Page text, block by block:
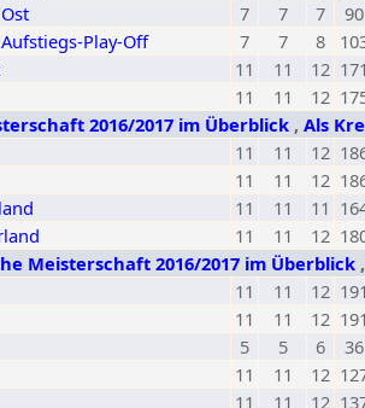
7 7 7
90
Play-Off
7 7 8
11 11 12
11 11 12
2016/2017 im Überblick , Als
11 11 12
11 11 12
11 11 11
11 11 12
Meisterschaft 2016/2017 im Überblick
11 11 12
11 11 12
5 5 6
36
11 11 12
11 11 12